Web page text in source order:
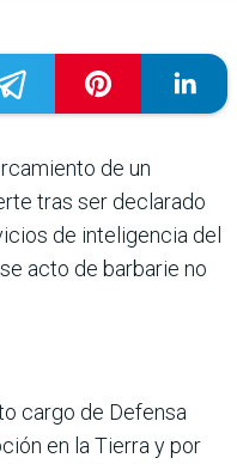
de un
tras ser declarado
de inteligencia del
acto de barbarie no
cargo de Defensa
en la Tierra y por